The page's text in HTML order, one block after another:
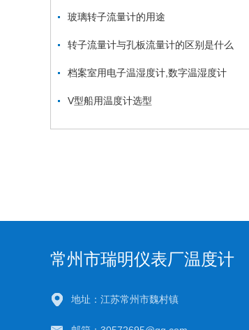
玻璃转子流量计的用途
转子流量计与孔板流量计的区别是什么
档案室用电子温湿度计,数字温湿度计
V型船用温度计选型
常州市瑞明仪表厂温度计
地址：江苏常州市魏村镇